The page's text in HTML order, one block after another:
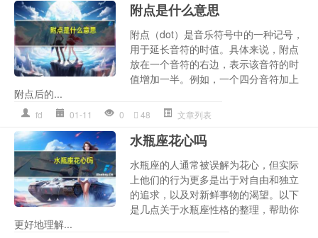
附点是什么意思
附点（dot）是音乐符号中的一种记号，
用于延长音符的时值。具体来说，附点
放在一个音符的右边，表示该音符的时
值增加一半。例如，一个四分音符加上
附点后的...
fd 01-11 0 48 文章列表
水瓶座花心吗
水瓶座的人通常被误解为花心，但实际
上他们的行为更多是出于对自由和独立
的追求，以及对新鲜事物的渴望。以下
是几点关于水瓶座性格的整理，帮助你
更好地理解...